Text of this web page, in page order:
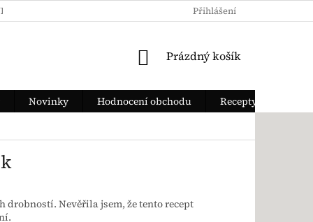
OCHRANY OSOBNÍCH ÚDAJŮ JAK ZAPLATIT
Přihlášení
NÁKUPNÍ KOŠÍK
Prázdný košík
Novinky Hodnocení obchodu Recepty
drobností. Nevěřila jsem, že tento recept